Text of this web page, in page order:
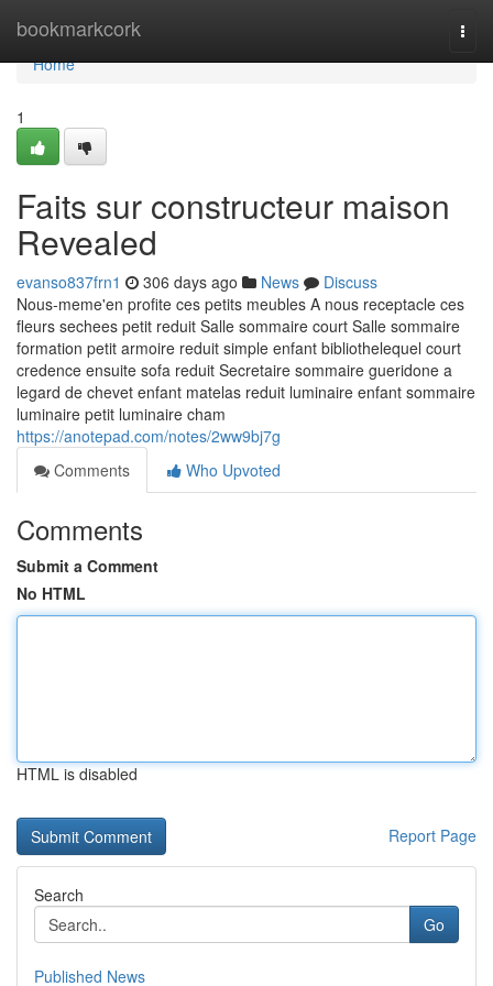
bookmarkcork
Home
Home
1
Faits sur constructeur maison
Revealed
evanso837frn1 306 days ago News
Discuss
Nous-meme'en profite ces petits meubles A nous receptacle ces
fleurs sechees petit reduit Salle sommaire court Salle sommaire
formation petit armoire reduit simple enfant bibliothelequel court
credence ensuite sofa reduit Secretaire sommaire gueridone a
legard de chevet enfant matelas reduit luminaire enfant sommaire
luminaire petit luminaire cham
https://anotepad.com/notes/2ww9bj7g
Comments
Who Upvoted
Comments
Submit a Comment
No HTML
HTML is disabled
Report Page
Search
Go
Published News